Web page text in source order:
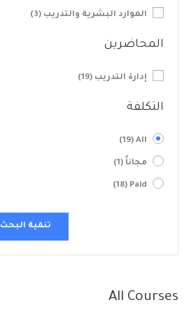
الموارد البشرية والتدريب (3)
المحاضرين
إدارة التدريب (19)
التكلفة
All
(19)
مجاناً (1)
Paid
(18)
تنقية البحث
All Courses